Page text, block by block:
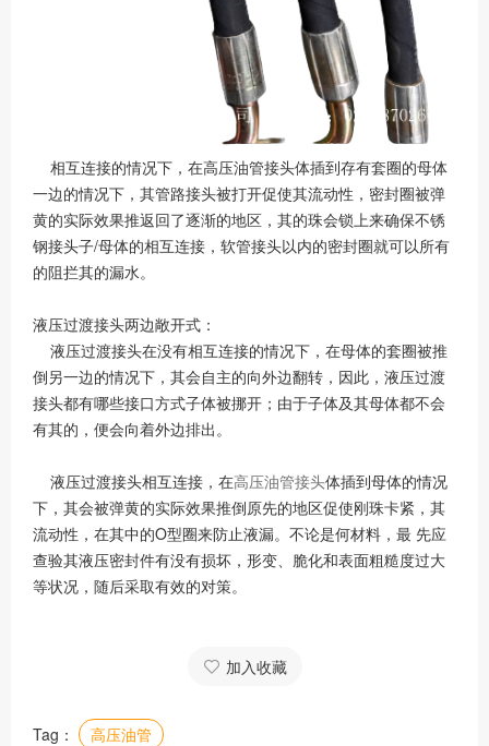
相互连接的情况下，在高压油管接头体插到存有套圈的母体
一边的情况下，其管路接头被打开促使其流动性，密封圈被弹
黄的实际效果推返回了逐渐的地区，其的珠会锁上来确保不锈
钢接头子/母体的相互连接，软管接头以内的密封圈就可以所有
的阻拦其的漏水。
液压过渡接头两边敞开式：
液压过渡接头在没有相互连接的情况下，在母体的套圈被推
倒另一边的情况下，其会自主的向外边翻转，因此，液压过渡
接头都有哪些接口方式子体被挪开；由于子体及其母体都不会
有其的，便会向着外边排出。
液压过渡接头相互连接，在高压油管接头体插到母体的情况
下，其会被弹黄的实际效果推倒原先的地区促使刚珠卡紧，其
流动性，在其中的O型圈来防止液漏。不论是何材料，最 先应
查验其液压密封件有没有损坏，形变、脆化和表面粗糙度过大
等状况，随后采取有效的对策。
加入收藏
Tag： 高压油管